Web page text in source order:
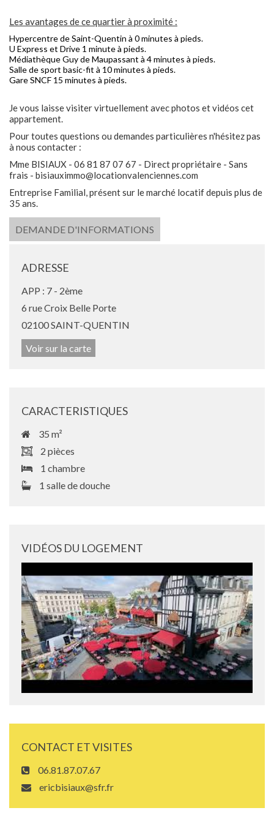
Les avantages de ce quartier à proximité :
Hypercentre de Saint-Quentin à 0 minutes à pieds.
U Express et Drive 1 minute à pieds.
Médiathèque Guy de Maupassant à 4 minutes à pieds.
Salle de sport basic-fit à 10 minutes à pieds.
Gare SNCF 15 minutes à pieds.
Je vous laisse visiter virtuellement avec photos et vidéos cet
appartement.
Pour toutes questions ou demandes particulières n'hésitez pas
à nous contacter :
Mme BISIAUX - 06 81 87 07 67 - Direct propriétaire - Sans
frais - bisiauximmo@locationvalenciennes.com
Entreprise Familial, présent sur le marché locatif depuis plus de
35 ans.
DEMANDE D'INFORMATIONS
ADRESSE
APP : 7 - 2ème
6 rue Croix Belle Porte
02100 SAINT-QUENTIN
Voir sur la carte
CARACTERISTIQUES
35 m²
2 pièces
1 chambre
1 salle de douche
VIDÉOS DU LOGEMENT
CONTACT ET VISITES
06.81.87.07.67
ericbisiaux@sfr.fr